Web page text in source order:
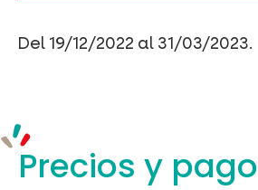
Del 19/12/2022 al 31/03/2023.
Precios y pago